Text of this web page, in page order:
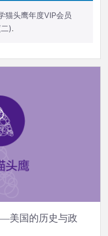
猫头鹰年度VIP会员
).
美国的历史与政